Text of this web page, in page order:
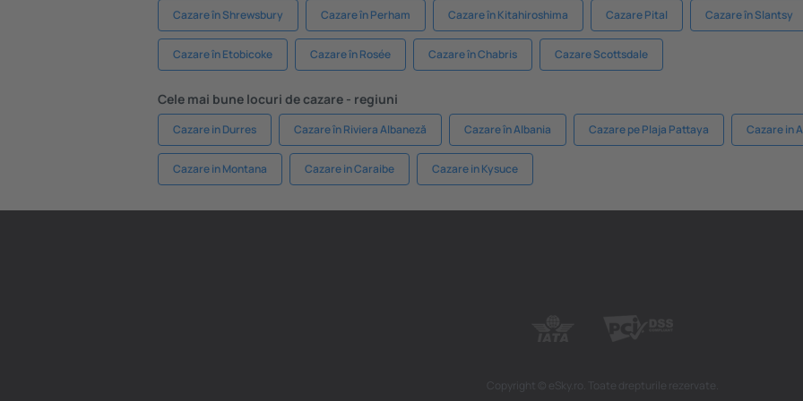
Cazare în Shrewsbury Cazare în Perham Cazare în Kitahiroshima Cazare Pital Cazare în Slantsy
Cazare în Etobicoke Cazare în Rosée Cazare în Chabris Cazare Scottsdale
Cele mai bune locuri de cazare - regiuni
Cazare in Durres Cazare în Riviera Albaneză Cazare în Albania Cazare pe Plaja Pattaya Cazare in
Cazare in Montana Cazare in Caraibe Cazare in Kysuce
Copyright © eSky.ro. Toate drepturile rezervate.